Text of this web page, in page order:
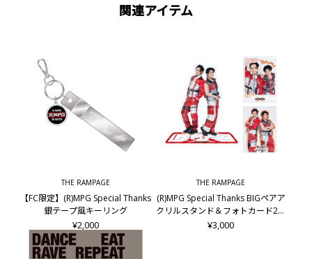
関連アイテム
THE RAMPAGE
【FC限定】(R)MPG Special Thanks
銀テープ風キーリング
¥2,000
THE RAMPAGE
(R)MPG Special Thanks BIGペアア
クリルスタンド＆フォトカード2枚
セット/龍&後藤拓磨
¥3,000